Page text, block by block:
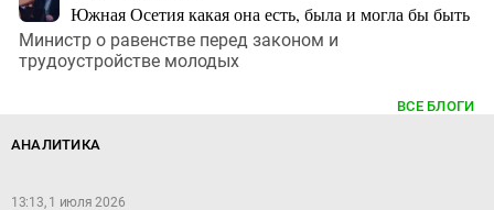
Южная Осетия какая она есть, была и могла бы быть
Министр о равенстве перед законом и
трудоустройстве молодых
ВСЕ БЛОГИ
АНАЛИТИКА
13:13, 1 июля 2026